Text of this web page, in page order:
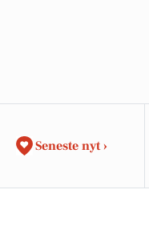
Seneste nyt ›